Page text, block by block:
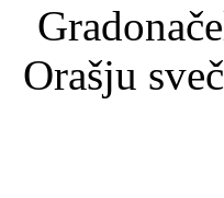
Orašju